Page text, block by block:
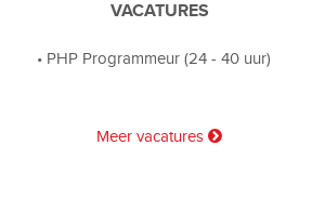
VACATURES
• PHP Programmeur (24 - 40 uur)
Meer vacatures